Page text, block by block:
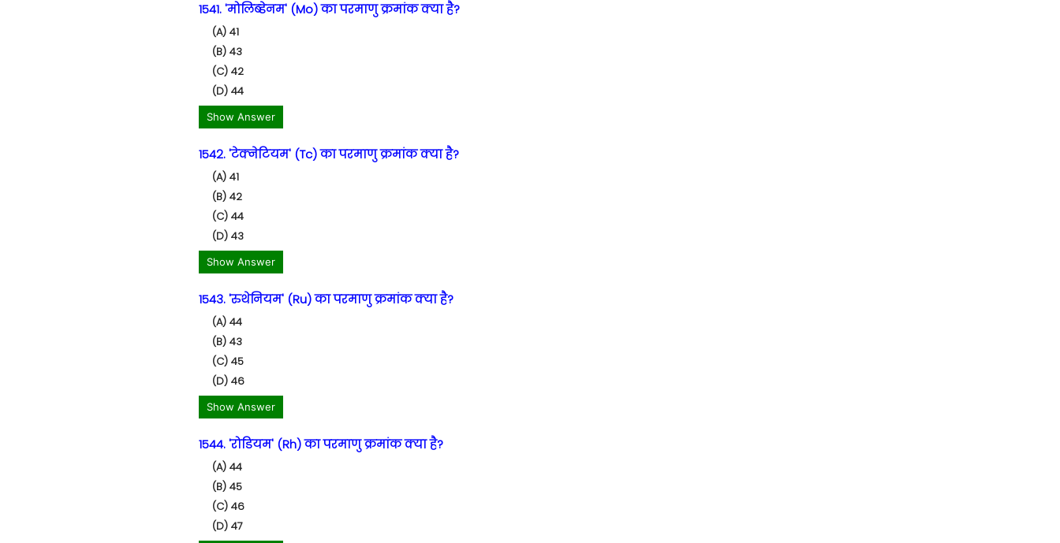
1541. 'मोलिब्डेनम' (Mo) का परमाणु क्रमांक क्या है?
(A) 41
(B) 43
(C) 42
(D) 44
Show Answer
1542. 'टेक्नेटियम' (Tc) का परमाणु क्रमांक क्या है?
(A) 41
(B) 42
(C) 44
(D) 43
Show Answer
1543. 'रुथेनियम' (Ru) का परमाणु क्रमांक क्या है?
(A) 44
(B) 43
(C) 45
(D) 46
Show Answer
1544. 'रोडियम' (Rh) का परमाणु क्रमांक क्या है?
(A) 44
(B) 45
(C) 46
(D) 47